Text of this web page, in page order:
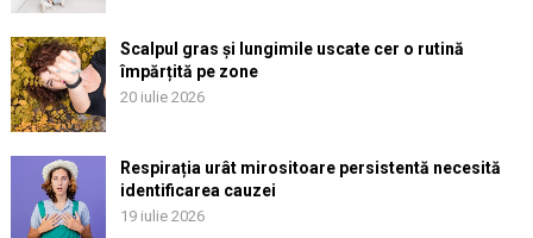
Scalpul gras și lungimile uscate cer o rutină
împărțită pe zone
20 iulie 2026
Respirația urât mirositoare persistentă necesită
identificarea cauzei
19 iulie 2026